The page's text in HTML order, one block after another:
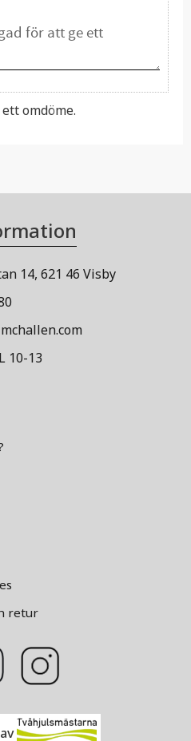
omdöme.
14, 621 46 Visby
10-13
retur